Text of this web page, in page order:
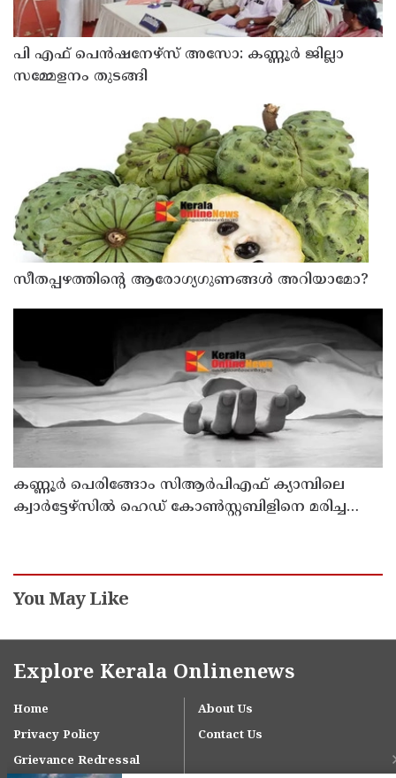
പി എഫ് പെൻഷനേഴ്സ് അസോ: കണ്ണൂർ ജില്ലാ
സമ്മേളനം തുടങ്ങി
സീതപ്പഴത്തിന്റെ ആരോഗ്യഗുണങ്ങൾ അറിയാമോ?
കണ്ണൂര്‍ പെരിങ്ങോം സിആര്‍പിഎഫ് ക്യാമ്പിലെ
ക്വാര്‍ട്ടേഴ്സില്‍ ഹെഡ് കോണ്‍സ്റ്റബിളിനെ മരിച്ച
You May Like
Explore Kerala Onlinenews
Home
About Us
Privacy Policy
Contact Us
Grievance Redressal